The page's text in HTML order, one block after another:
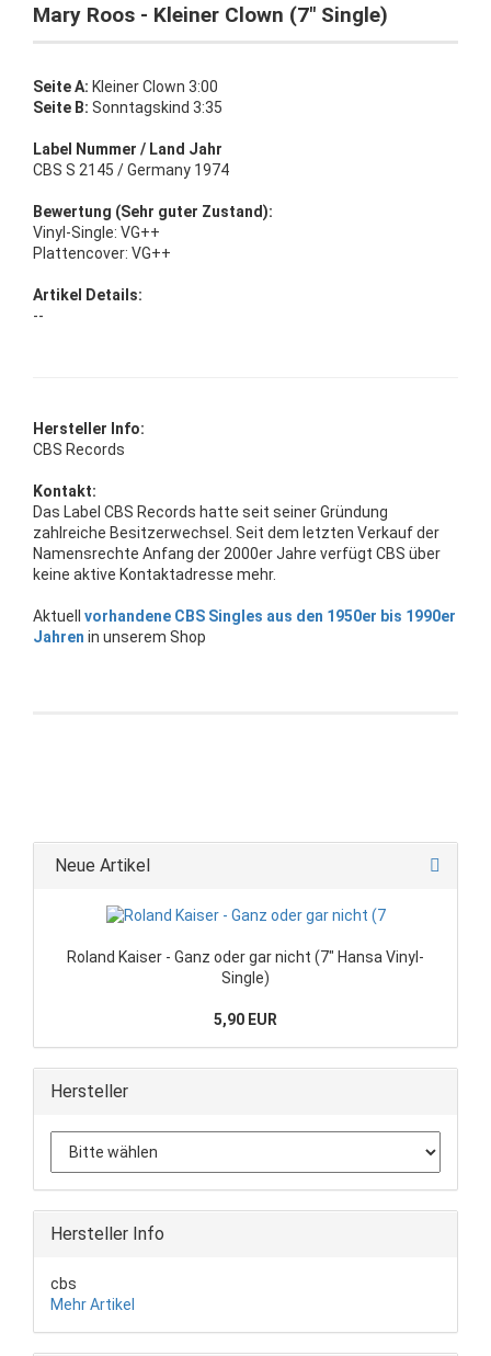
Mary Roos - Kleiner Clown (7" Single)
Seite A: Kleiner Clown 3:00
Seite B: Sonntagskind 3:35
Label Nummer / Land Jahr
CBS S 2145 / Germany 1974
Bewertung (Sehr guter Zustand):
Vinyl-Single: VG++
Plattencover: VG++
Artikel Details:
--
Hersteller Info:
CBS Records
Kontakt:
Das Label CBS Records hatte seit seiner Gründung
zahlreiche Besitzerwechsel. Seit dem letzten Verkauf der
Namensrechte Anfang der 2000er Jahre verfügt CBS über
keine aktive Kontaktadresse mehr.
Aktuell vorhandene CBS Singles aus den 1950er bis 1990er
Jahren in unserem Shop
Neue Artikel
Roland Kaiser - Ganz oder gar nicht (7" Hansa Vinyl-
Single)
5,90 EUR
Hersteller
Hersteller Info
cbs
Mehr Artikel